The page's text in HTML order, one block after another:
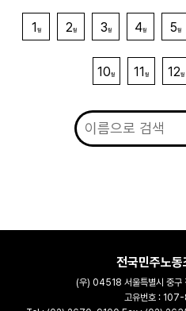
1 월 2월 3월 4월 5월
10월 11 월 12월
전국민주노동
(우) 04518 서울특별시 중구
고유번호 :